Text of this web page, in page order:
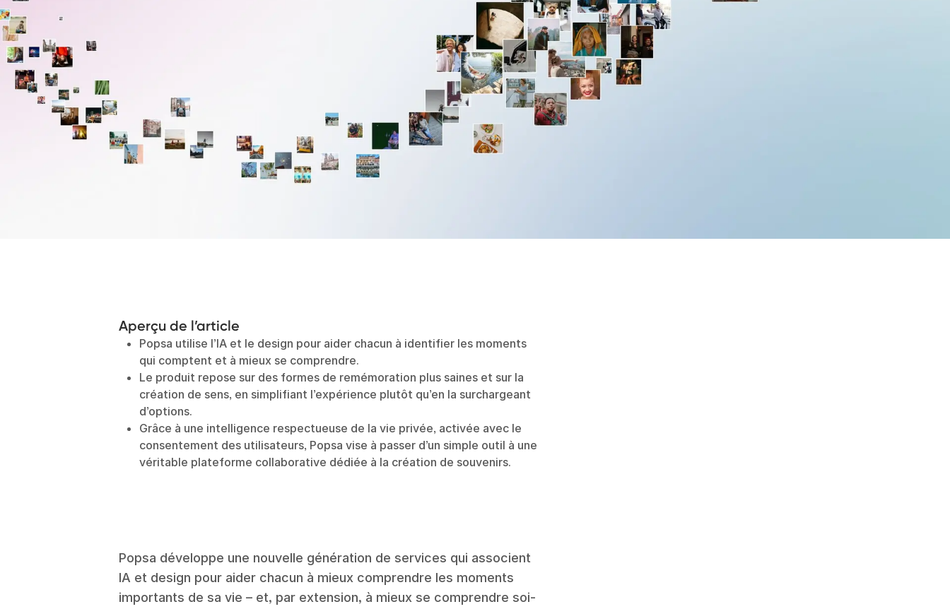
Aperçu de l’article
Popsa utilise l’IA et le design pour aider chacun à identifier les moments
qui comptent et à mieux se comprendre.
Le produit repose sur des formes de remémoration plus saines et sur la
création de sens, en simplifiant l’expérience plutôt qu’en la surchargeant
d’options.
Grâce à une intelligence respectueuse de la vie privée, activée avec le
consentement des utilisateurs, Popsa vise à passer d’un simple outil à une
véritable plateforme collaborative dédiée à la création de souvenirs.
Popsa développe une nouvelle génération de services qui associent
IA et design pour aider chacun à mieux comprendre les moments
importants de sa vie – et, par extension, à mieux se comprendre soi-